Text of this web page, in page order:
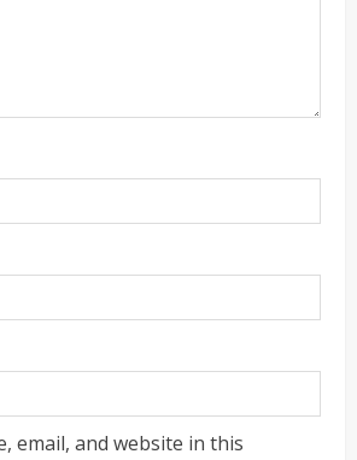
email, and website in this